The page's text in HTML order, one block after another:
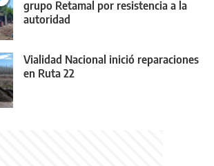
grupo Retamal por resistencia a la
autoridad
Vialidad Nacional inició reparaciones
en Ruta 22